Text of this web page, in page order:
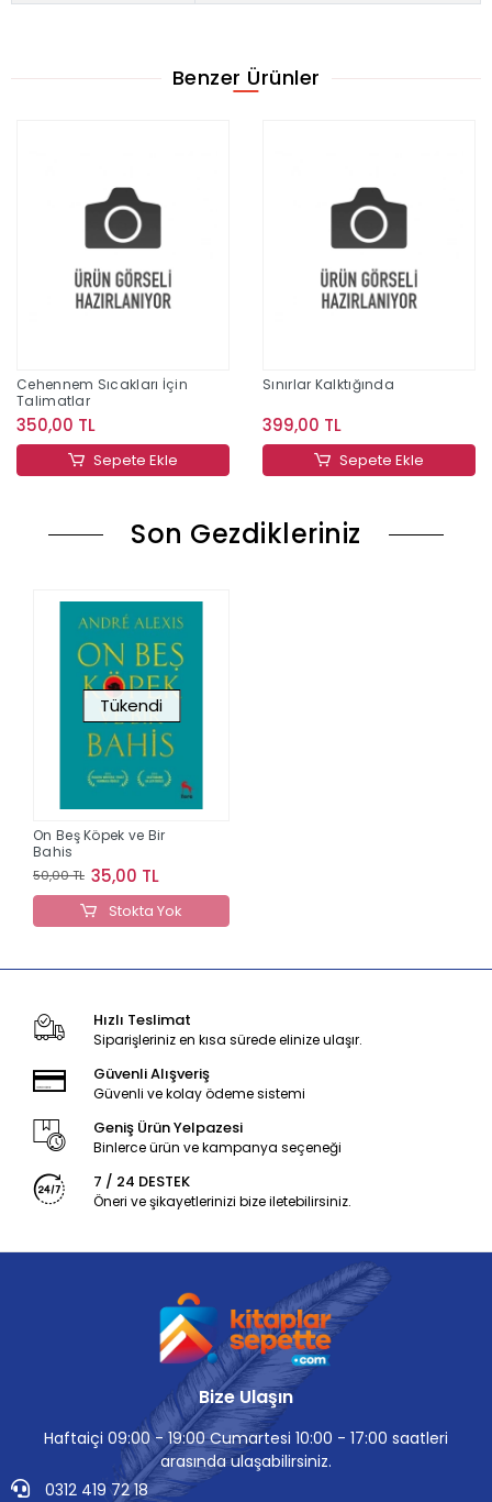
Benzer Ürünler
Cehennem Sıcakları İçin
Talimatlar
350,00 TL
Sepete Ekle
Sınırlar Kalktığında
399,00 TL
Sepete Ekle
Son Gezdikleriniz
Tükendi
On Beş Köpek ve Bir
Bahis
50,00 TL 35,00 TL
Stokta Yok
Hızlı Teslimat
Siparişleriniz en kısa sürede elinize ulaşır.
Güvenli Alışveriş
Güvenli ve kolay ödeme sistemi
Geniş Ürün Yelpazesi
Binlerce ürün ve kampanya seçeneği
7 / 24 DESTEK
Öneri ve şikayetlerinizi bize iletebilirsiniz.
Bize Ulaşın
Haftaiçi 09:00 - 19:00 Cumartesi 10:00 - 17:00 saatleri
arasında ulaşabilirsiniz.
0312 419 72 18